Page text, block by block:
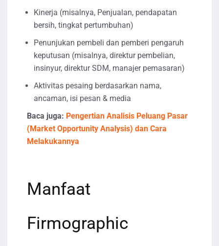
Kinerja (misalnya, Penjualan, pendapatan
bersih, tingkat pertumbuhan)
Penunjukan pembeli dan pemberi pengaruh
keputusan (misalnya, direktur pembelian,
insinyur, direktur SDM, manajer pemasaran)
Aktivitas pesaing berdasarkan nama,
ancaman, isi pesan & media
Baca juga: Pengertian Analisis Peluang Pasar
(Market Opportunity Analysis) dan Cara
Melakukannya
Manfaat
Firmographic